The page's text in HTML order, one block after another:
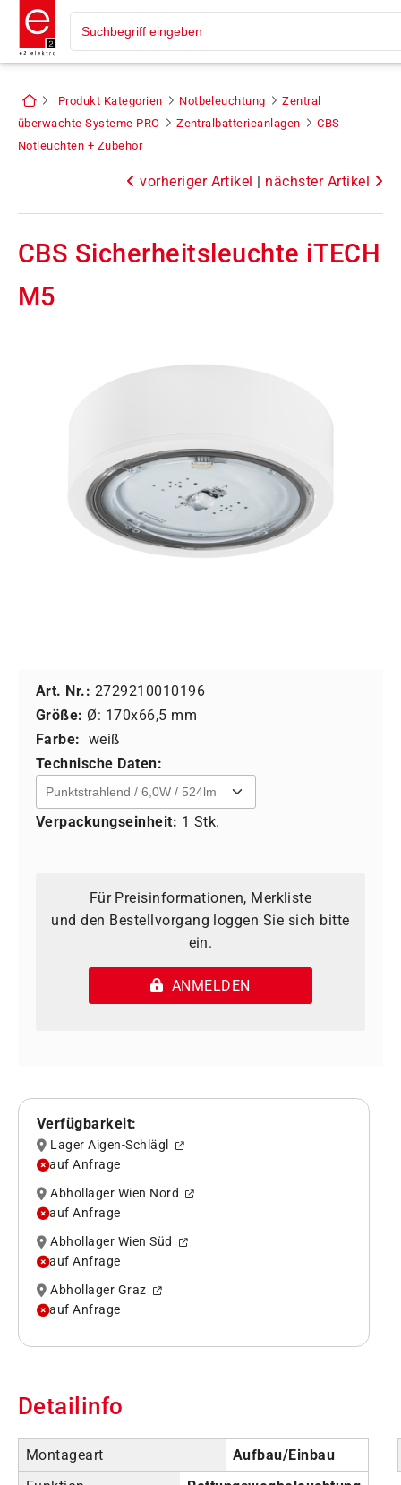
Produkt Kategorien Notbeleuchtung
Zentral
überwachte Systeme PRO
Zentralbatterieanlagen
CBS
Notleuchten + Zubehör
vorheriger Artikel | nächster Artikel
CBS Sicherheitsleuchte iTECH
M5
Verfügbarkeit:
Lager Aigen-Schlägl
auf Anfrage
Abhollager Wien Nord
auf Anfrage
Abhollager Wien Süd
auf Anfrage
Abhollager Graz
auf Anfrage
Art. Nr.: 2729210010196
Größe: Ø: 170x66,5 mm
Farbe: weiß
Technische Daten:
Verpackungseinheit: 1 Stk.
Für Preisinformationen, Merkliste
und den Bestellvorgang loggen Sie sich bitte
ein.
ANMELDEN
Detailinfo
Montageart
Aufbau/Einbau